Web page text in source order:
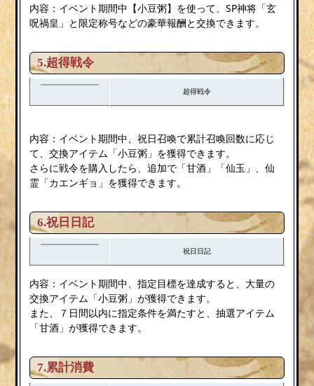
内容：イベント期間中【小豆粥】を使って、SP神将「玄
呪禍皇」と限定称号などの豪華報酬と交換できます。
5.超得戦令
超得戦令
内容：イベント期間中、祝日召喚で累計召喚回数に応じ
て、交換アイテム「小豆粥」を獲得できます。
さらに戦令を購入したら、追加で「甘酒」「仙玉」、仙
霊「カエンギョ」を獲得できます。
6.祝日日記
祝日日記
内容：イベント期間中、指定目標を達成すると、大量の
交換アイテム「小豆粥」が獲得できます。
また、７日間以内に指定条件を満たすと、抽選アイテム
「甘酒」が獲得できます。
7.累計消費